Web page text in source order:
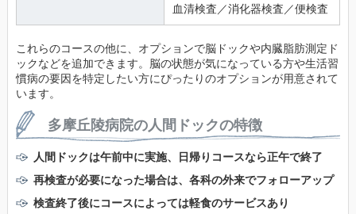
血清検査／消化器検査／便検査
これらのコースの他に、オプションで脳ドックや内臓脂肪測定ド
ックなどを追加できます。脳の状態が気になっている方や生活習
慣病の要因を特定したい方にぴったりのオプションが用意されて
います。
多摩丘陵病院の人間ドックの特徴
人間ドックは午前中に実施、日帰りコースなら正午で終了
再検査が必要になった場合は、各科の外来でフォローアップ
検査終了後にコースによっては軽食のサービスあり